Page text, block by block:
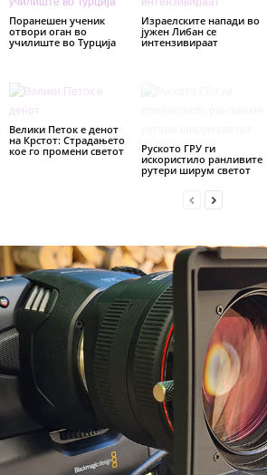
Поранешен ученик
отвори оган во
училиште во Турција
Израелските напади во
јужен Либан се
интензивираат
Велики Петок е денот
на Крстот: Страдањето
кое го промени светот
Руското ГРУ ги
искористило ранливите
рутери ширум светот